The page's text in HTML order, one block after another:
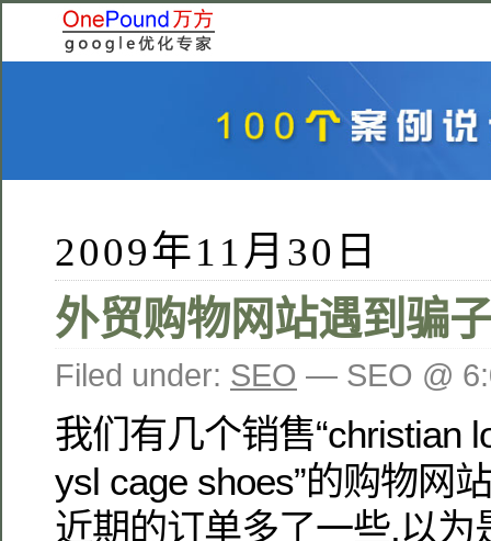
2009年11月30日
外贸购物网站遇到骗
Filed under: SEO — SEO @
我们有几个销售“christian
ysl cage shoes”的购物网
近期的订单多了一些,以为